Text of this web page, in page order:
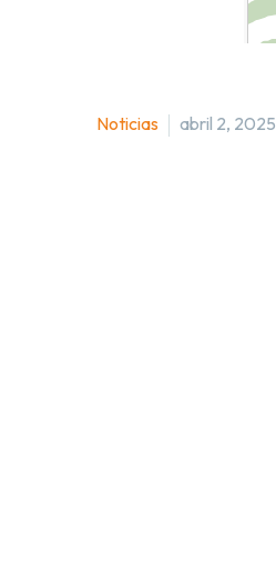
Noticias abril 2, 2025